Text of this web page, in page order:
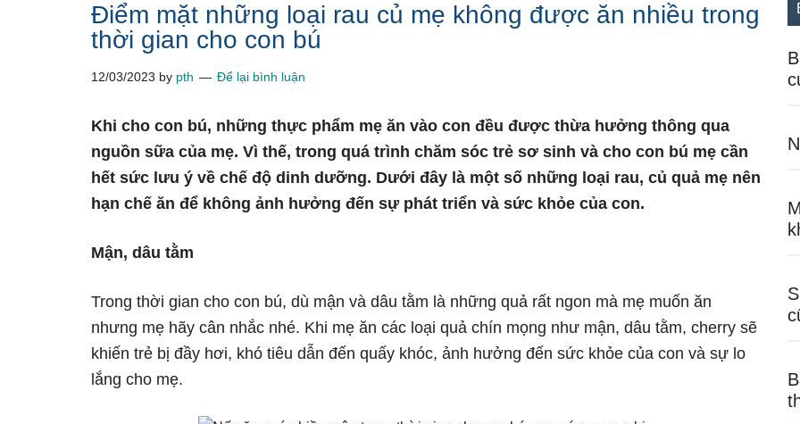
Điểm mặt những loại rau củ mẹ không được ăn nhiều trong
thời gian cho con bú
12/03/2023 by pth Để lại bình luận
Khi cho con bú, những thực phẩm mẹ ăn vào con đều được thừa hưởng thông qua
nguồn sữa của mẹ. Vì thế, trong quá trình chăm sóc trẻ sơ sinh và cho con bú mẹ cần
hết sức lưu ý về chế độ dinh dưỡng. Dưới đây là một số những loại rau, củ quả mẹ nên
hạn chế ăn để không ảnh hưởng đến sự phát triển và sức khỏe của con.
Mận, dâu tằm
Trong thời gian cho con bú, dù mận và dâu tằm là những quả rất ngon mà mẹ muốn ăn
nhưng mẹ hãy cân nhắc nhé. Khi mẹ ăn các loại quả chín mọng như mận, dâu tằm, cherry sẽ
khiến trẻ bị đầy hơi, khó tiêu dẫn đến quấy khóc, ảnh hưởng đến sức khỏe của con và sự lo
lắng cho mẹ.